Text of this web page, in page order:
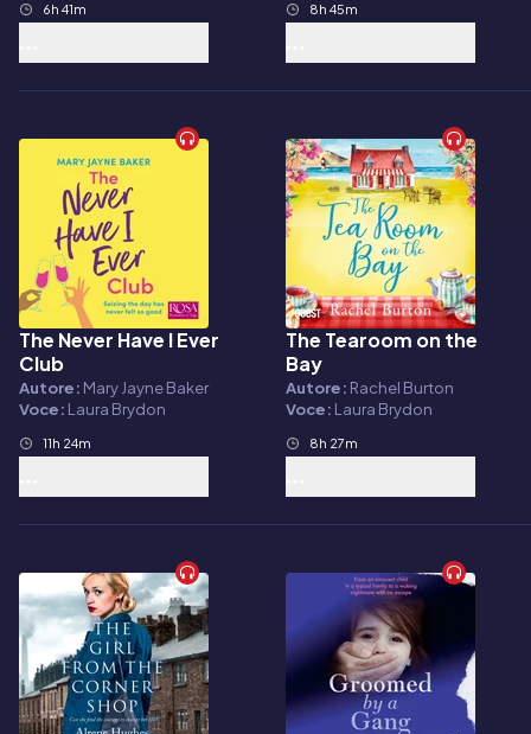
6h 41m 8h 45m
Audiolibro
The Never Have I Ever
Club
Autore: Mary Jayne Baker
Voce: Laura Brydon
11h 24m
Audiolibro
The Tearoom on the
Bay
Autore: Rachel Burton
Voce: Laura Brydon
8h 27m